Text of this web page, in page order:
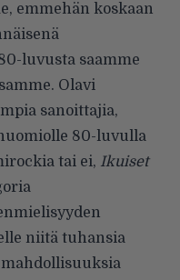
emmehän koskaan
luvusta saamme
Olavi
sanoittajia,
80-luvulla
tai ei, Ikuiset
niitä tuhansia